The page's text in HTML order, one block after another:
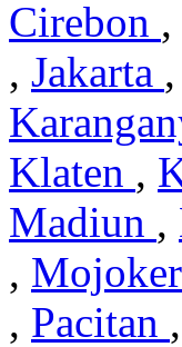
Cirebon ,
, Jakarta ,
Klaten ,
Madiun ,
,
, Pacitan ,